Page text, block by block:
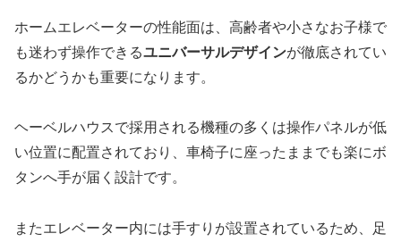
ホームエレベーターの性能面は、高齢者や小さなお子様で
も迷わず操作できるユニバーサルデザインが徹底されてい
るかどうかも重要になります。
ヘーベルハウスで採用される機種の多くは操作パネルが低
い位置に配置されており、車椅子に座ったままでも楽にボ
タンへ手が届く設計です。
またエレベーター内には手すりが設置されているため、足